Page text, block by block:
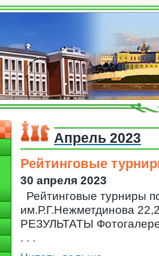
Апрель 2023
Рейтинговые
30 апреля 2023
Рейтинговые турниры
им.Р.Г.Нежметдинова
РЕЗУЛЬТАТЫ
. . .